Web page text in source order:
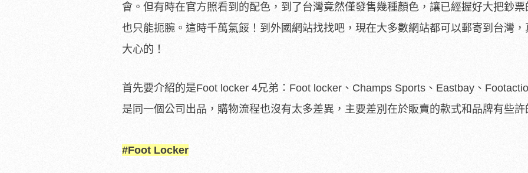
會。但有時在官方照看到的配色，到了台灣竟然僅發售幾種顏色，讓已經握好大把鈔票
也只能扼腕。這時千萬氣餒！到外國網站找找吧，現在大多數網站都可以郵寄到台灣，
大心的！
首先要介紹的是Foot locker 4兄弟：Foot locker、Champs Sports、Eastbay、
是同一個公司出品，購物流程也沒有太多差異，主要差別在於販賣的款式和品牌有些許
#Foot Locker